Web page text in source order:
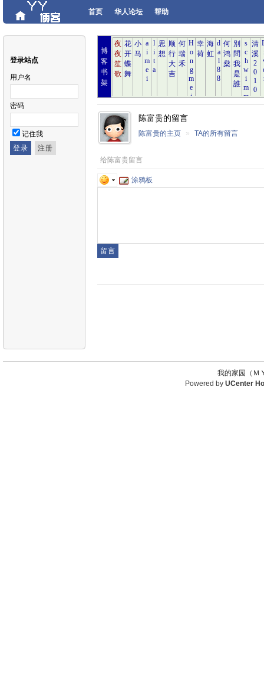
首页 华人论坛 帮助
登录站点
用户名
密码
记住我
博
客
书
架
陈富贵的留言
陈富贵的主页 » TA的所有留言
给陈富贵留言
涂鸦板
我的家园（
Powered by UCenter